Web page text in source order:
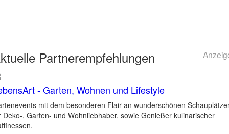
Partnerempfehlungen
- Garten, Wohnen und Lifestyle
mit dem besonderen Flair an wunderschönen
Deko-, Garten- und Wohnliebhaber, sowie Genießer kulinarischer